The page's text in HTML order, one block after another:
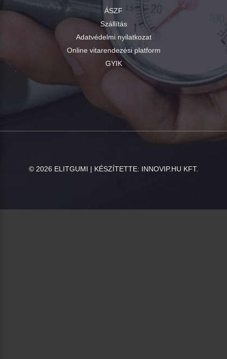
ÁSZF
Szállítás
Adatvédelmi nyilatkozat
Online vitarendezési platform
GYIK
© 2026 ELITGUMI | KÉSZÍTETTE: INNOVIP.HU KFT.